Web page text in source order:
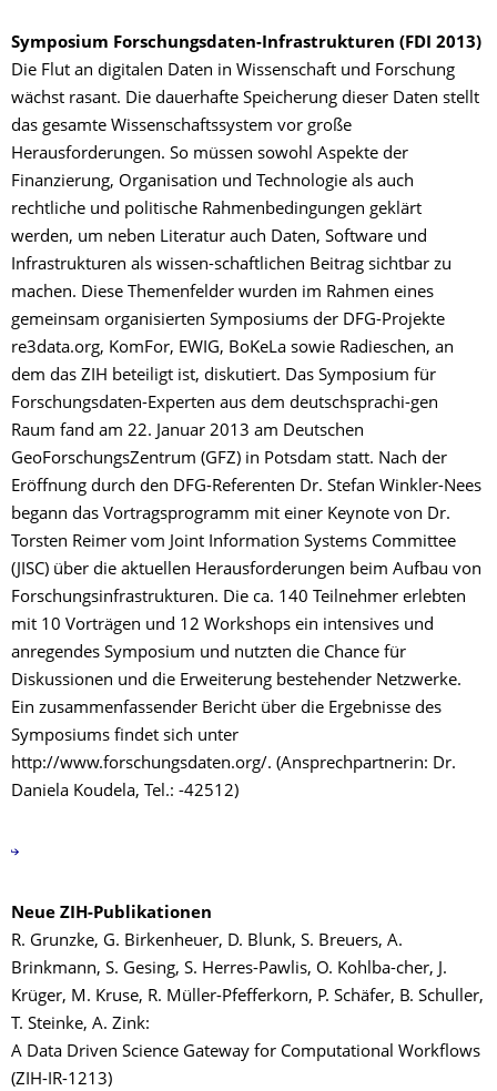
Symposium Forschungsdaten-Infrastrukturen (FDI 2013)
Die Flut an digitalen Daten in Wissenschaft und Forschung
wächst rasant. Die dauerhafte Speicherung dieser Daten stellt
das gesamte Wissenschaftssystem vor große
Herausforderungen. So müssen sowohl Aspekte der
Finanzierung, Organisation und Technologie als auch
rechtliche und politische Rahmenbedingungen geklärt
werden, um neben Literatur auch Daten, Software und
Infrastrukturen als wissen-schaftlichen Beitrag sichtbar zu
machen. Diese Themenfelder wurden im Rahmen eines
gemeinsam organisierten Symposiums der DFG-Projekte
re3data.org, KomFor, EWIG, BoKeLa sowie Radieschen, an
dem das ZIH beteiligt ist, diskutiert. Das Symposium für
Forschungsdaten-Experten aus dem deutschsprachi-gen
Raum fand am 22. Januar 2013 am Deutschen
GeoForschungsZentrum (GFZ) in Potsdam statt. Nach der
Eröffnung durch den DFG-Referenten Dr. Stefan Winkler-Nees
begann das Vortragsprogramm mit einer Keynote von Dr.
Torsten Reimer vom Joint Information Systems Committee
(JISC) über die aktuellen Herausforderungen beim Aufbau von
Forschungsinfrastrukturen. Die ca. 140 Teilnehmer erlebten
mit 10 Vorträgen und 12 Workshops ein intensives und
anregendes Symposium und nutzten die Chance für
Diskussionen und die Erweiterung bestehender Netzwerke.
Ein zusammenfassender Bericht über die Ergebnisse des
Symposiums findet sich unter
http://www.forschungsdaten.org/. (Ansprechpartnerin: Dr.
Daniela Koudela, Tel.: -42512)
Neue ZIH-Publikationen
R. Grunzke, G. Birkenheuer, D. Blunk, S. Breuers, A.
Brinkmann, S. Gesing, S. Herres-Pawlis, O. Kohlba-cher, J.
Krüger, M. Kruse, R. Müller-Pfefferkorn, P. Schäfer, B. Schuller,
T. Steinke, A. Zink:
A Data Driven Science Gateway for Computational Workflows
(ZIH-IR-1213)